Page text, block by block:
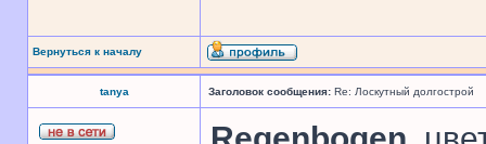
Вернуться к началу
tanya Заголовок сообщения: Re: Лоскутный долгострой